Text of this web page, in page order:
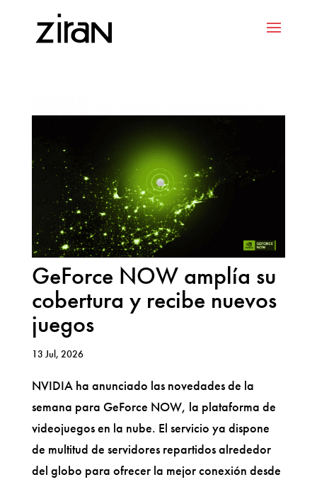
GeForce NOW amplía su
cobertura y recibe nuevos
juegos
13 Jul, 2026
NVIDIA ha anunciado las novedades de la
semana para GeForce NOW, la plataforma de
videojuegos en la nube. El servicio ya dispone
de multitud de servidores repartidos alrededor
del globo para ofrecer la mejor conexión desde